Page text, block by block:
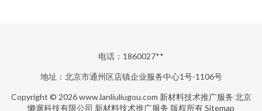
电话：1860027**
地址：北京市通州区店镇企业服务中心1号-1106号
Copyright © 2026www.lanliuliugou.com 新材料技术推广服务 北京
懒遛科技有限公司 新材料技术推广服务 版权所有Sitemap